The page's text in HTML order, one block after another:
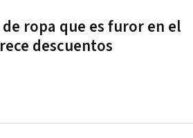
ropa que es furor en el
descuentos